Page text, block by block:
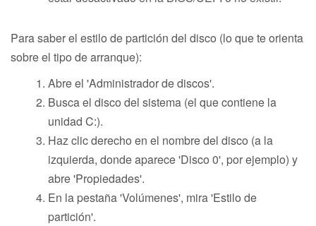
Para saber el estilo de partición del disco (lo que te orienta
sobre el tipo de arranque):
Abre el 'Administrador de discos'.
Busca el disco del sistema (el que contiene la
unidad C:).
Haz clic derecho en el nombre del disco (a la
izquierda, donde aparece 'Disco 0', por ejemplo) y
abre 'Propiedades'.
En la pestaña 'Volúmenes', mira 'Estilo de
partición'.